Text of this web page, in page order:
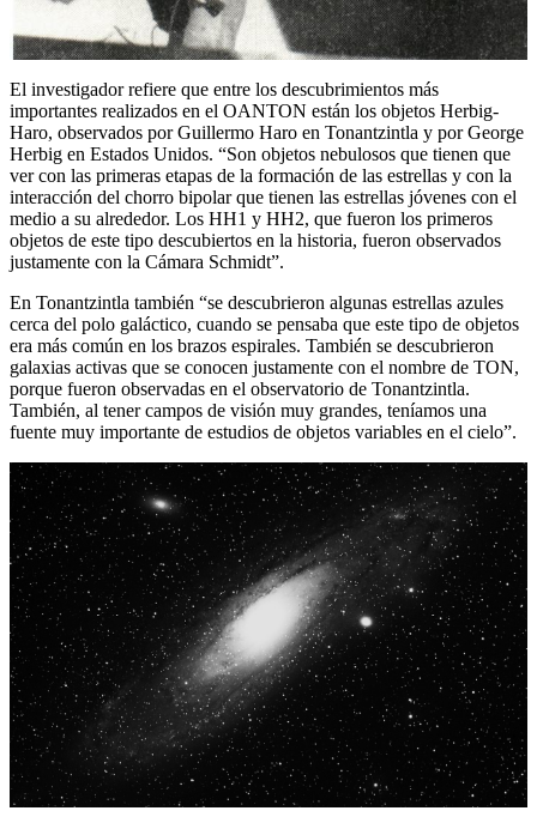
El investigador refiere que entre los descubrimientos más
importantes realizados en el OANTON están los objetos Herbig-
Haro, observados por Guillermo Haro en Tonantzintla y por George
Herbig en Estados Unidos. “Son objetos nebulosos que tienen que
ver con las primeras etapas de la formación de las estrellas y con la
interacción del chorro bipolar que tienen las estrellas jóvenes con el
medio a su alrededor. Los HH1 y HH2, que fueron los primeros
objetos de este tipo descubiertos en la historia, fueron observados
justamente con la Cámara Schmidt”.
En Tonantzintla también “se descubrieron algunas estrellas azules
cerca del polo galáctico, cuando se pensaba que este tipo de objetos
era más común en los brazos espirales. También se descubrieron
galaxias activas que se conocen justamente con el nombre de TON,
porque fueron observadas en el observatorio de Tonantzintla.
También, al tener campos de visión muy grandes, teníamos una
fuente muy importante de estudios de objetos variables en el cielo”.